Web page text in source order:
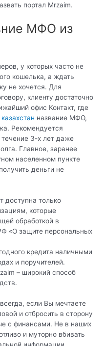
портал Mrzaim.
МФО из
у которых часто не
кошелька, а ждать
не хочется. Для
клиенту достаточно
офис Контакт, где
название МФО,
Рекомендуется
течение 3-х лет даже
Главное, заранее
населенном пункте
деньги не
доступна только
которые
обработкой в
«О защите персональных
кредита наличными
и поручителей.
– широкий способ
если Вы мечтаете
и отбросить в сторону
с финансами. Не в наших
и муторно вбивать